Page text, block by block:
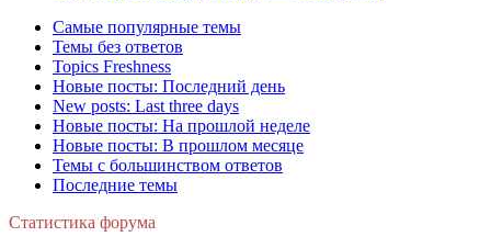
Самые популярные темы
Темы без ответов
Topics Freshness
Новые посты: Последний день
New posts: Last three days
Новые посты: На прошлой неделе
Новые посты: В прошлом месяце
Темы с большинством ответов
Последние темы
Статистика форума